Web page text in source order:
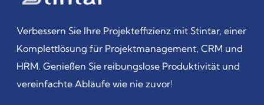
Verbessern Sie Ihre Projekteffizienz mit Stintar, einer
Komplettlösung für Projektmanagement, CRM und
HRM. Genießen Sie reibungslose Produktivität und
vereinfachte Abläufe wie nie zuvor!